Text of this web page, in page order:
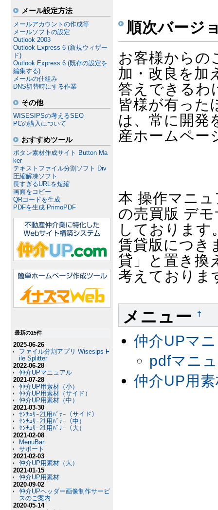
メール設定方法
メールアカウントの作成等
メールソフトの設定
Outlook 2003
Outlook Express 6 (新規ウィザー
ド)
Outlook Express 6 (既存の設定を
編集する)
メールの仕組み
DNS切替時にする作業
その他
WISESIPSの考えるSEO
PCの購入について
おすすめツール
ボタン素材作成サイト Button Ma
ker
テキストファイル分割ソフト Div
圧縮解凍ソフト
長すぎるURLを短縮
画面をコピー
QRコードを生成
PDFを生成 PrimoPDF
最新の15件
2025-06-26
ファイル分割アプリ Wisesips F
ile Splitter
2022-06-28
仲介UPマニュアル
2021-07-28
仲介UP用素材（小）
仲介UP用素材（サイド）
仲介UP用素材（中）
2021-03-30
ｾﾝﾁｭﾘｰ21用ﾊﾞﾅｰ（サイド）
ｾﾝﾁｭﾘｰ21用ﾊﾞﾅｰ（中）
ｾﾝﾁｭﾘｰ21用ﾊﾞﾅｰ（大）
2021-02-08
MenuBar
サポート
2021-02-03
仲介UP用素材（大）
2021-01-15
仲介UP用素材
2020-09-02
仲介UPヘッダー画像制作サービ
スのご案内
2020-05-14
順次バージ
お客様からの
加・改良を加
答えできるわ
皆様が有った
は、常に開発
産ホームペー
本 操作マニ
の売買版 デ
しております
賃貸版につき
貸」と置き換
考えておりま
メニュー †
仲介UPマ
pdfマニ
仲介UP用